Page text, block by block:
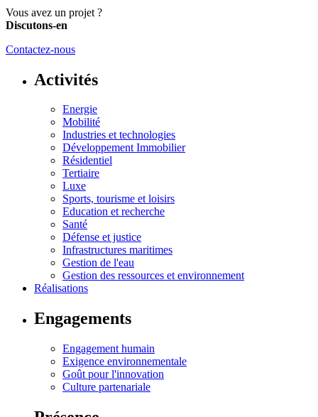
Vous avez un projet ?
Discutons-en
Contactez-nous
Activités
Energie
Mobilité
Industries et technologies
Développement Immobilier
Résidentiel
Tertiaire
Luxe
Sports, tourisme et loisirs
Education et recherche
Santé
Défense et justice
Infrastructures maritimes
Gestion de l'eau
Gestion des ressources et environnement
Réalisations
Engagements
Engagement humain
Exigence environnementale
Goût pour l'innovation
Culture partenariale